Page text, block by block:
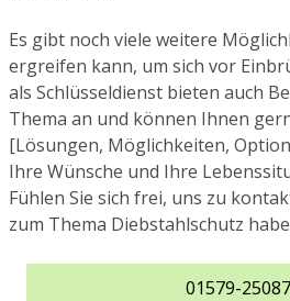
Es gibt noch viele weitere
ergreifen kann, um sich vor
als Schlüsseldienst bieten auch
Thema an und können Ihnen
[Lösungen, Möglichkeiten,
Ihre Wünsche und Ihre
Fühlen Sie sich frei, uns zu
zum Thema Diebstahlschutz
01579-